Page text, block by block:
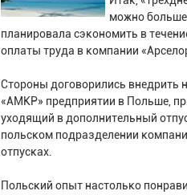
можно больше
планировала сэкономить в
оплаты труда в компании
Стороны договорились внедрить
«АМКР» предприятии в Польше,
уходящий в дополнительный
польском подразделении
отпусках.
Польский опыт настолько